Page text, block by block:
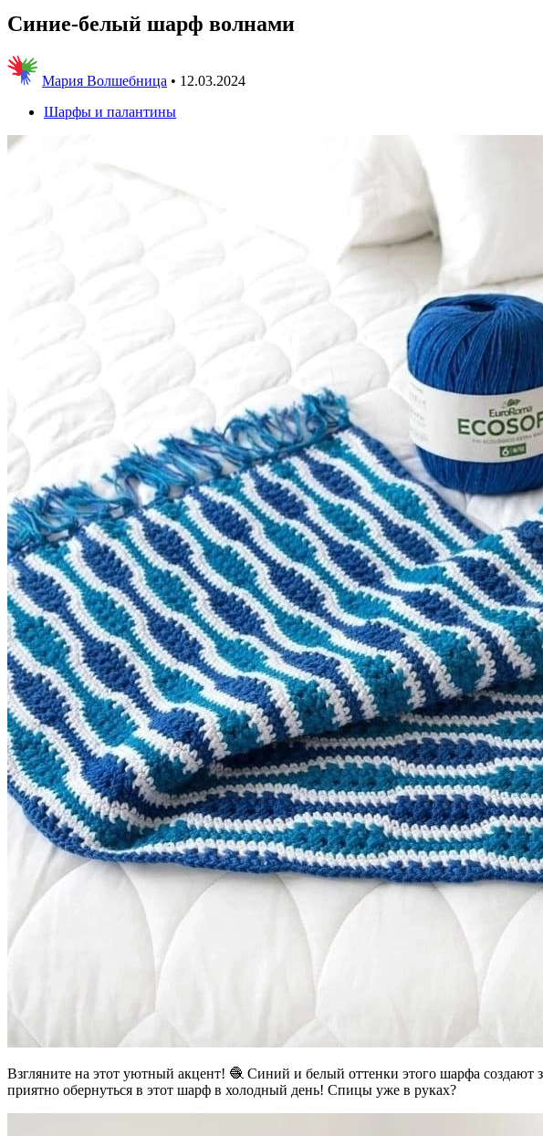
Синие-белый шарф волнами
Мария Волшебница • 12.03.2024
Шарфы и палантины
Взгляните на этот уютный акцент! 🧶 Синий и белый оттенки этого шарфа
приятно обернуться в этот шарф в холодный день! Спицы уже в руках?